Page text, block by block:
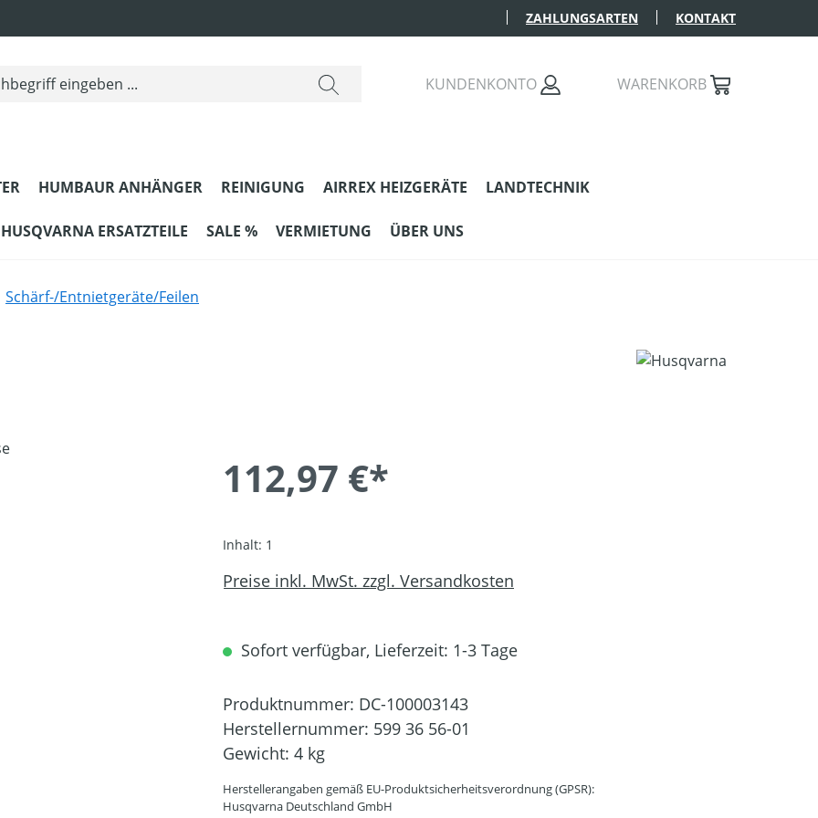
ZAHLUNGSARTEN KONTAKT
KUNDENKONTO WARENKORB
HUMBAUR ANHÄNGER REINIGUNG AIRREX HEIZGERÄTE LANDTECHNIK
HUSQVARNA ERSATZTEILE SALE % VERMIETUNG ÜBER UNS
Schärf-/Entnietgeräte/Feilen
112,97 €*
Inhalt: 1
Preise inkl. MwSt. zzgl. Versandkosten
Sofort verfügbar, Lieferzeit: 1-3 Tage
Produktnummer: DC-100003143
Herstellernummer: 599 36 56-01
Gewicht: 4 kg
Herstellerangaben gemäß EU-Produktsicherheitsverordnung (GPSR):
Husqvarna Deutschland GmbH